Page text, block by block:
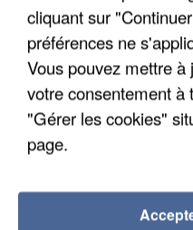
7 août 2026
Un second cadre de la
Algérie
quelques jours plus tôt.
cliquant sur
préférences ne
Vous pouvez mettre
votre consentement à
"Gérer les cookies"
page.